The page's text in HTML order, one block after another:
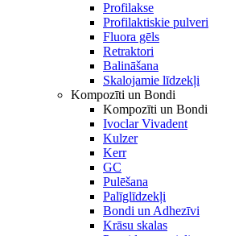
Profilakse
Profilaktiskie pulveri
Fluora gēls
Retraktori
Balināšana
Skalojamie līdzekļi
Kompozīti un Bondi
Kompozīti un Bondi
Ivoclar Vivadent
Kulzer
Kerr
GC
Pulēšana
Palīglīdzekļi
Bondi un Adhezīvi
Krāsu skalas